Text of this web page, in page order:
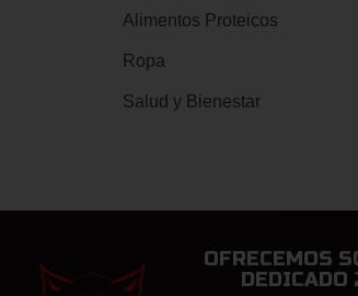
Alimentos Proteicos
Ropa
Salud y Bienestar
OFRECEMOS